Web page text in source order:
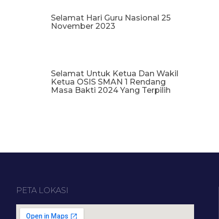
Selamat Hari Guru Nasional 25
November 2023
Selamat Untuk Ketua Dan Wakil
Ketua OSIS SMAN 1 Rendang
Masa Bakti 2024 Yang Terpilih
PETA LOKASI